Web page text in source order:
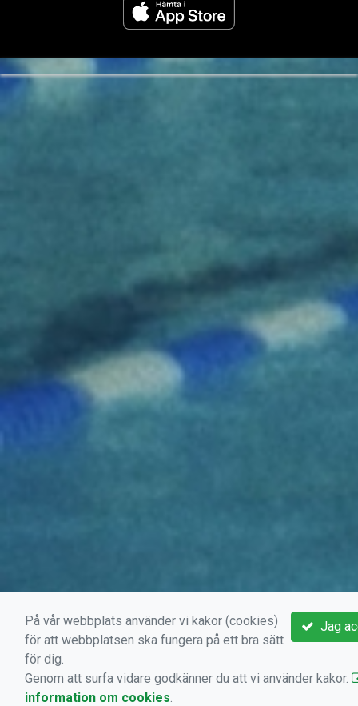
Jag
På vår webbplats använder vi kakor (cookies)
för att webbplatsen ska fungera på ett bra sätt
för dig.
Genom att surfa vidare godkänner du att vi använder kakor.
information om cookies.